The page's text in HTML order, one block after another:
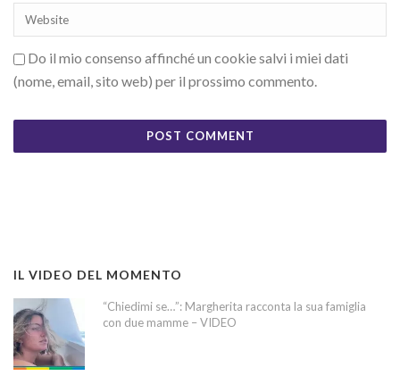
Do il mio consenso affinché un cookie salvi i miei dati
(nome, email, sito web) per il prossimo commento.
IL VIDEO DEL MOMENTO
“Chiedimi se…”: Margherita racconta la sua famiglia
con due mamme – VIDEO